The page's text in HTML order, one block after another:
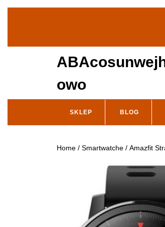
owo
SKLEP BLOG
Home /Smartwatche / Amazfit